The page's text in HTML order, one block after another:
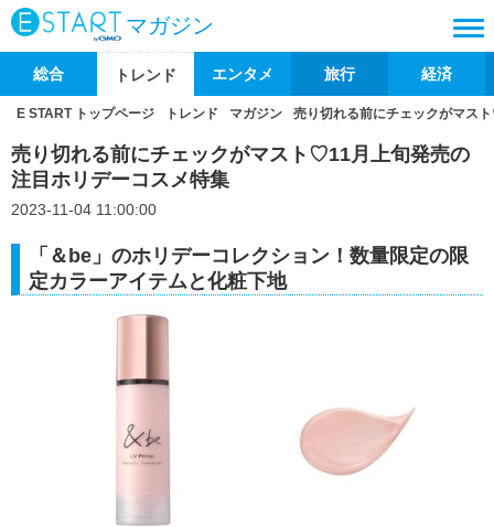
マガジン
総合 トレンド エンタメ 旅行 経済
E START トップページ トレンド マガジン 売り切れる前にチェックがマス
売り切れる前にチェックがマスト♡11月上旬発売の
注目ホリデーコスメ特集
2023-11-04 11:00:00
「＆be」のホリデーコレクション！数量限定の限
定カラーアイテムと化粧下地